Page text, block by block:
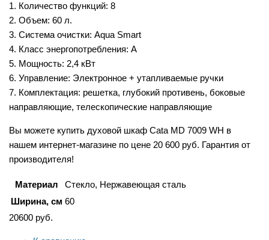
1. Количество функций: 8
2. Объем: 60 л.
3. Система очистки: Aqua Smart
4. Класс энергопотребления: А
5. Мощность: 2,4 кВт
6. Управление: Электронное + утапливаемые ручки
7. Комплектация: решетка, глубокий противень, боковые
направляющие, телескопические направляющие
Вы можете купить духовой шкаф Cata MD 7009 WH в
нашем интернет-магазине по цене 20 600 руб. Гарантия от
производителя!
Материал
Стекло, Нержавеющая сталь
Ширина, см 60
20600 руб.